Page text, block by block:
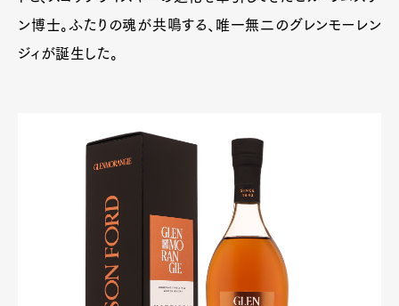
ン博士。ふたりの魂が共鳴する、唯一無二のグレンモーレン
ジィが誕生した。